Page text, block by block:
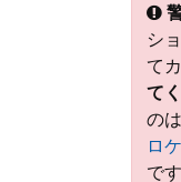
シ
て
て
のは
ロ
で